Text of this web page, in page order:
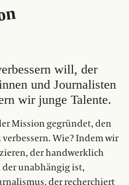
will, der
und Journalisten
wir junge Talente.
Mission gegründet, den
Wie? Indem wir
der handwerklich
unabhängig ist,
der recherchiert